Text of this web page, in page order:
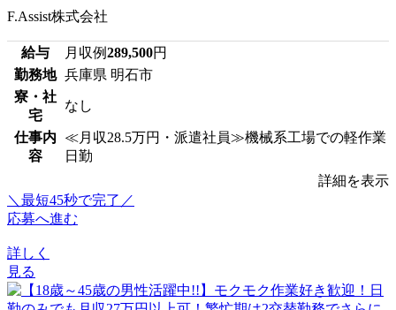
F.Assist株式会社
給与 月収例289,500円
勤務地 兵庫県 明石市
寮・社
宅
なし
仕事内
容
≪月収28.5万円・派遣社員≫機械系工場での軽作業
日勤
詳細を表示
＼最短45秒で完了／
応募へ進む
詳しく
見る